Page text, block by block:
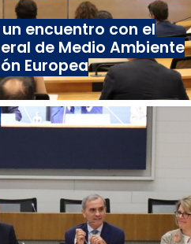
un encuentro con el
de Medio Ambiente
Europea